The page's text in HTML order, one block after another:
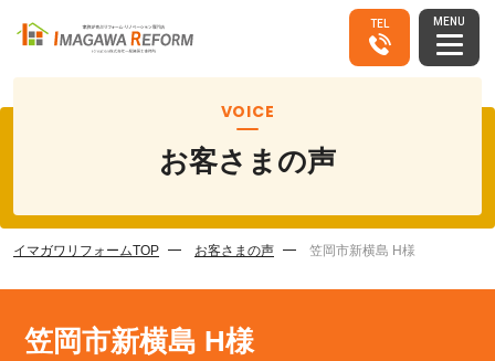
TEL MENU
VOICE
お客さまの声
イマガワリフォームTOP お客さまの声 笠岡市新横島 H様
笠岡市新横島 H様